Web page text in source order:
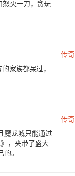
怒火一刀，贪玩
传奇
家族都呆过，
传奇
魔龙城只能通过
，夹带了盛大
。